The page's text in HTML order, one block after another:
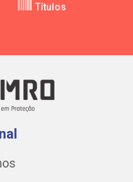
Títulos